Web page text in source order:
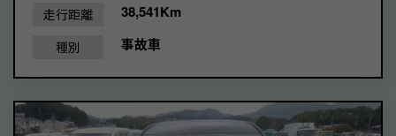
走行距離 38,541Km
種別 事故車